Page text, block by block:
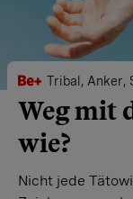
Tribal, Anker,
Weg mit
wie?
Nicht jede